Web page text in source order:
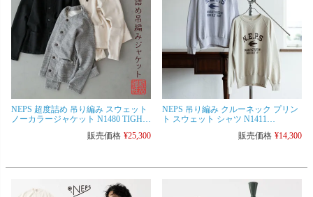
NEPS 超度詰め 吊り編み スウェット
ノーカラージャケット N1480 TIGHT
COLLARLESS JACKET ネップス カ
販売価格 ¥25,300
NEPS 吊り編み クルーネック プリン
ト スウェット シャツ N1411
SWEATSHIRTS ネップス トレーナー
販売価格 ¥14,300